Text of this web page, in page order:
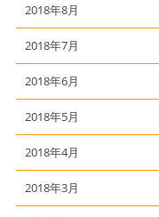
2018年8月
2018年7月
2018年6月
2018年5月
2018年4月
2018年3月